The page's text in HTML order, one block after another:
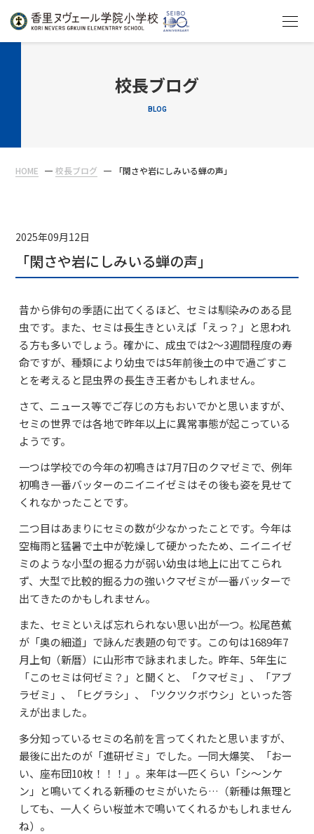
アクセス
よくあるご質問
資料請求・お問合せ
在校生・保護者の方へ
校長ブログ
BLOG
HOME 校長ブログ 「閑さや岩にしみいる蝉の声」
2025年09月12日
「閑さや岩にしみいる蝉の声」
昔から俳句の季語に出てくるほど、セミは馴染みのある昆
虫です。また、セミは長生きといえば「えっ？」と思われ
る方も多いでしょう。確かに、成虫では2～3週間程度の寿
命ですが、種類により幼虫では5年前後土の中で過ごすこ
とを考えると昆虫界の長生き王者かもしれません。
さて、ニュース等でご存じの方もおいでかと思いますが、
セミの世界では各地で昨年以上に異常事態が起こっている
ようです。
一つは学校での今年の初鳴きは7月7日のクマゼミで、例年
初鳴き一番バッターのニイニイゼミはその後も姿を見せて
くれなかったことです。
二つ目はあまりにセミの数が少なかったことです。今年は
空梅雨と猛暑で土中が乾燥して硬かったため、ニイニイゼ
ミのような小型の掘る力が弱い幼虫は地上に出てこられ
ず、大型で比較的掘る力の強いクマゼミが一番バッターで
出てきたのかもしれません。
また、セミといえば忘れられない思い出が一つ。松尾芭蕉
が「奥の細道」で詠んだ表題の句です。この句は1689年7
月上旬（新暦）に山形市で詠まれました。昨年、5年生に
「このセミは何ゼミ？」と聞くと、「クマゼミ」、「アブ
ラゼミ」、「ヒグラシ」、「ツクツクボウシ」といった答
えが出ました。
多分知っているセミの名前を言ってくれたと思いますが、
最後に出たのが「進研ゼミ」でした。一同大爆笑、「おー
い、座布団10枚！！！」。来年は一匹くらい「シ～ンケ
ン」と鳴いてくれる新種のセミがいたら…（新種は無理と
しても、一人くらい桜並木で鳴いてくれるかもしれません
ね）。